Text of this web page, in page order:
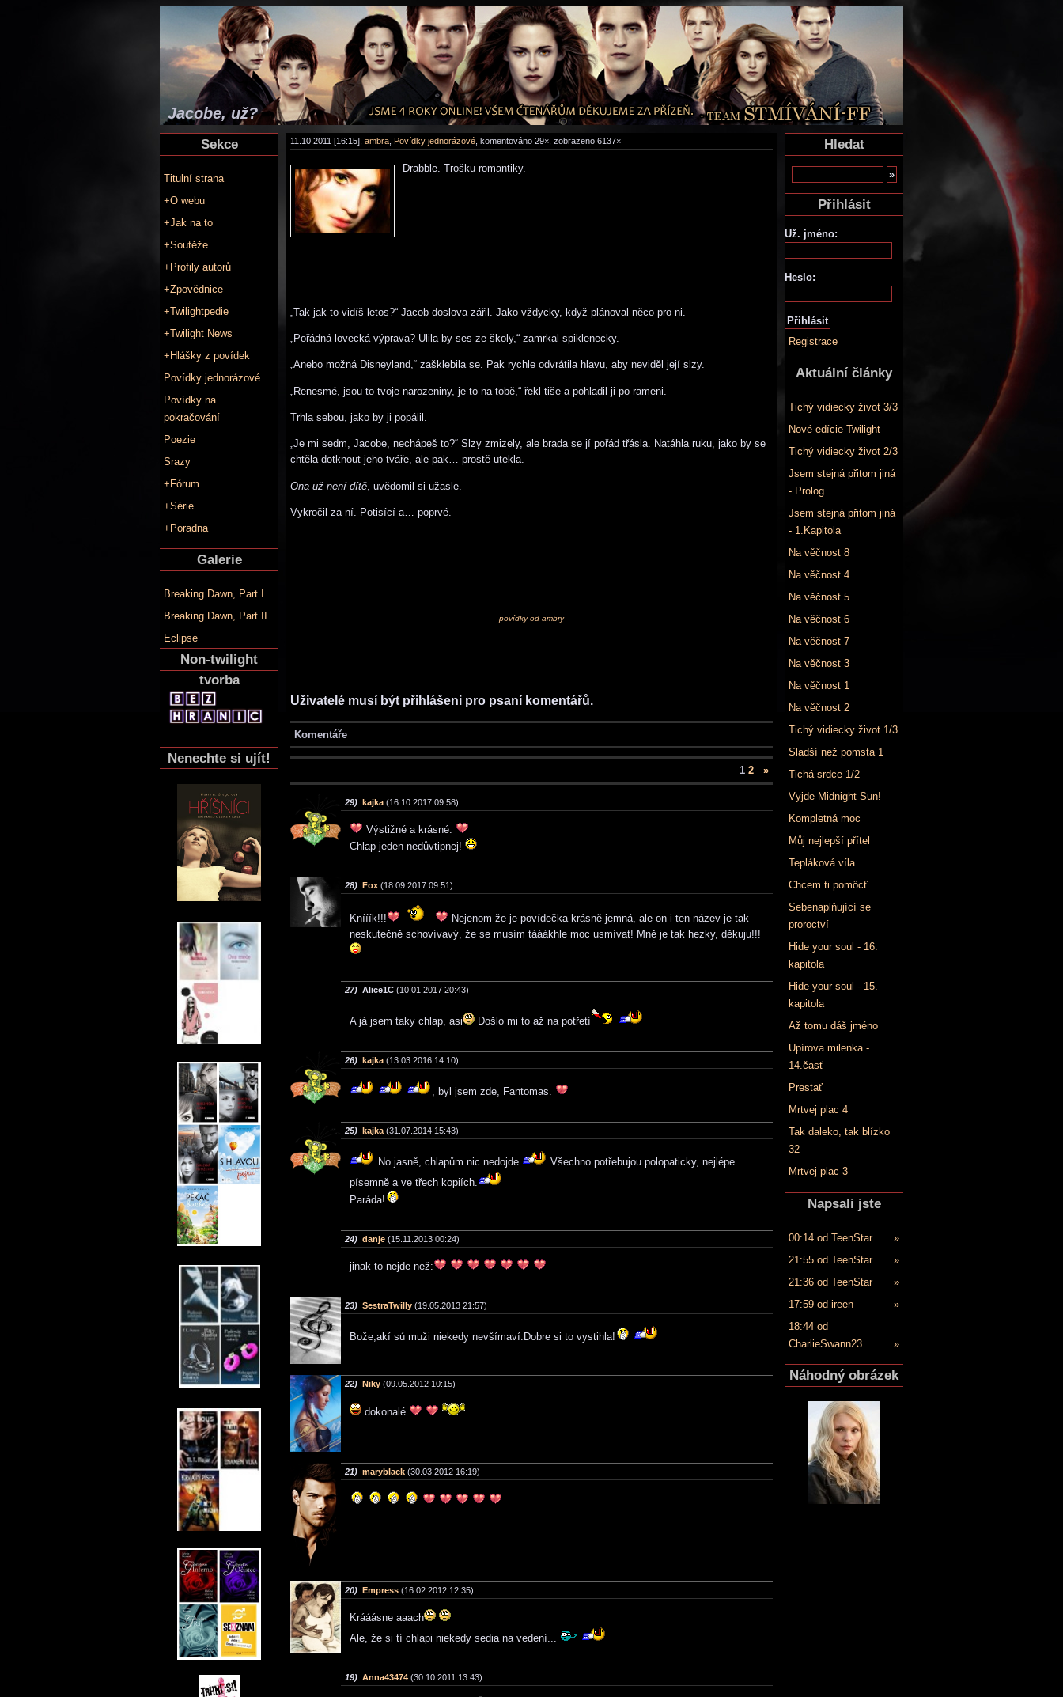
Jacobe, už?
Sekce
Titulní strana
+O webu
+Jak na to
+Soutěže
+Profily autorů
+Zpovědnice
+Twilightpedie
+Twilight News
+Hlášky z povídek
Povídky jednorázové
Povídky na
pokračování
Poezie
Srazy
+Fórum
+Série
+Poradna
Galerie
Breaking Dawn, Part I.
Breaking Dawn, Part II.
Eclipse
Non-twilight
tvorba
Nenechte si ujít!
11.10.2011 [16:15], ambra Povídky jednorázové , komentováno 29×, zobrazeno 6137×
Drabble. Trošku romantiky.
„Tak jak to vidíš letos?“ Jacob doslova zářil. Jako vždycky, když plánoval něco pro ni.
„Pořádná lovecká výprava? Ulila by ses ze školy,“ zamrkal spiklenecky.
„Anebo možná Disneyland,“ zašklebila se. Pak rychle odvrátila hlavu, aby neviděl její slzy.
„Renesmé, jsou to tvoje narozeniny, je to na tobě,“ řekl tiše a pohladil ji po rameni.
Trhla sebou, jako by ji popálil.
„Je mi sedm, Jacobe, nechápeš to?“ Slzy zmizely, ale brada se jí pořád třásla. Natáhla ruku, jako by se
chtěla dotknout jeho tváře, ale pak… prostě utekla.
Ona už není dítě , uvědomil si užasle.
Vykročil za ní. Potisící a… poprvé.
povídky od ambry
Uživatelé musí být přihlášeni pro psaní komentářů.
Komentáře
1 2 »
29) kajka (16.10.2017 09:58)
Výstižné a krásné.
Chlap jeden nedůvtipnej!
28) Fox (18.09.2017 09:51)
Knííík!!!
Nejenom že je povídečka krásně jemná, ale on i ten název je tak
neskutečně schovívavý, že se musím tááákhle moc usmívat! Mně je tak hezky, děkuju!!!
27) Alice1C (10.01.2017 20:43)
A já jsem taky chlap, asi Došlo mi to až na potřetí
26) kajka (13.03.2016 14:10)
, byl jsem zde, Fantomas.
25) kajka (31.07.2014 15:43)
No jasně, chlapům nic nedojde.
Všechno potřebujou polopaticky, nejlépe
písemně a ve třech kopiích.
Paráda!
24) danje (15.11.2013 00:24)
jinak to nejde než:
23) SestraTwilly (19.05.2013 21:57)
Bože,akí sú muži niekedy nevšímaví.Dobre si to vystihla!
22) Niky (09.05.2012 10:15)
dokonalé
21) maryblack (30.03.2012 16:19)
20) Empress (16.02.2012 12:35)
Krááásne aaach
Ale, že si tí chlapi niekedy sedia na vedení...
19) Anna43474 (30.10.2011 13:43)
Hledat
Přihlásit
Už. jméno:
Heslo:
Registrace
Aktuální články
Tichý vidiecky život 3/3
Nové edície Twilight
Tichý vidiecky život 2/3
Jsem stejná přitom jiná
- Prolog
Jsem stejná přitom jiná
- 1.Kapitola
Na věčnost 8
Na věčnost 4
Na věčnost 5
Na věčnost 6
Na věčnost 7
Na věčnost 3
Na věčnost 1
Na věčnost 2
Tichý vidiecky život 1/3
Sladší než pomsta 1
Tichá srdce 1/2
Vyjde Midnight Sun!
Kompletná moc
Můj nejlepší přítel
Tepláková víla
Chcem ti pomôcť
Sebenaplňující se
proroctví
Hide your soul - 16.
kapitola
Hide your soul - 15.
kapitola
Až tomu dáš jméno
Upírova milenka -
14.časť
Prestať
Mrtvej plac 4
Tak daleko, tak blízko
32
Mrtvej plac 3
Napsali jste
00:14 od TeenStar
»
21:55 od TeenStar
»
21:36 od TeenStar
»
17:59 od ireen
»
18:44 od
CharlieSwann23
»
Náhodný obrázek